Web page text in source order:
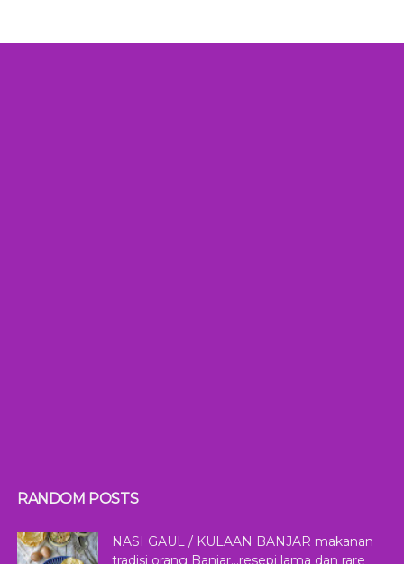
RANDOM POSTS
NASI GAUL / KULAAN BANJAR makanan
tradisi orang Banjar...resepi lama dan rare